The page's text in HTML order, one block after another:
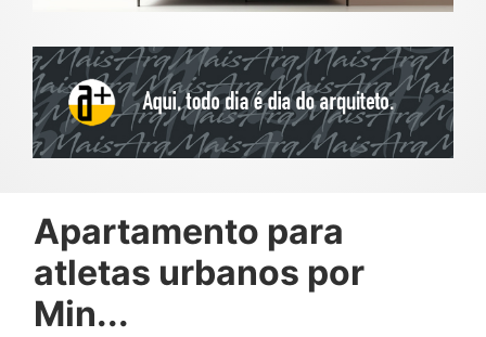
Apartamento para
atletas urbanos por
Min...